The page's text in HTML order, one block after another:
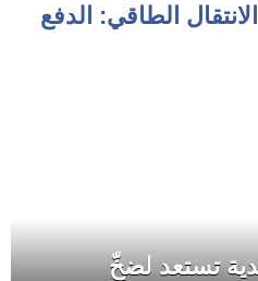
الطاقي: الدفع
تستعد لضخّ